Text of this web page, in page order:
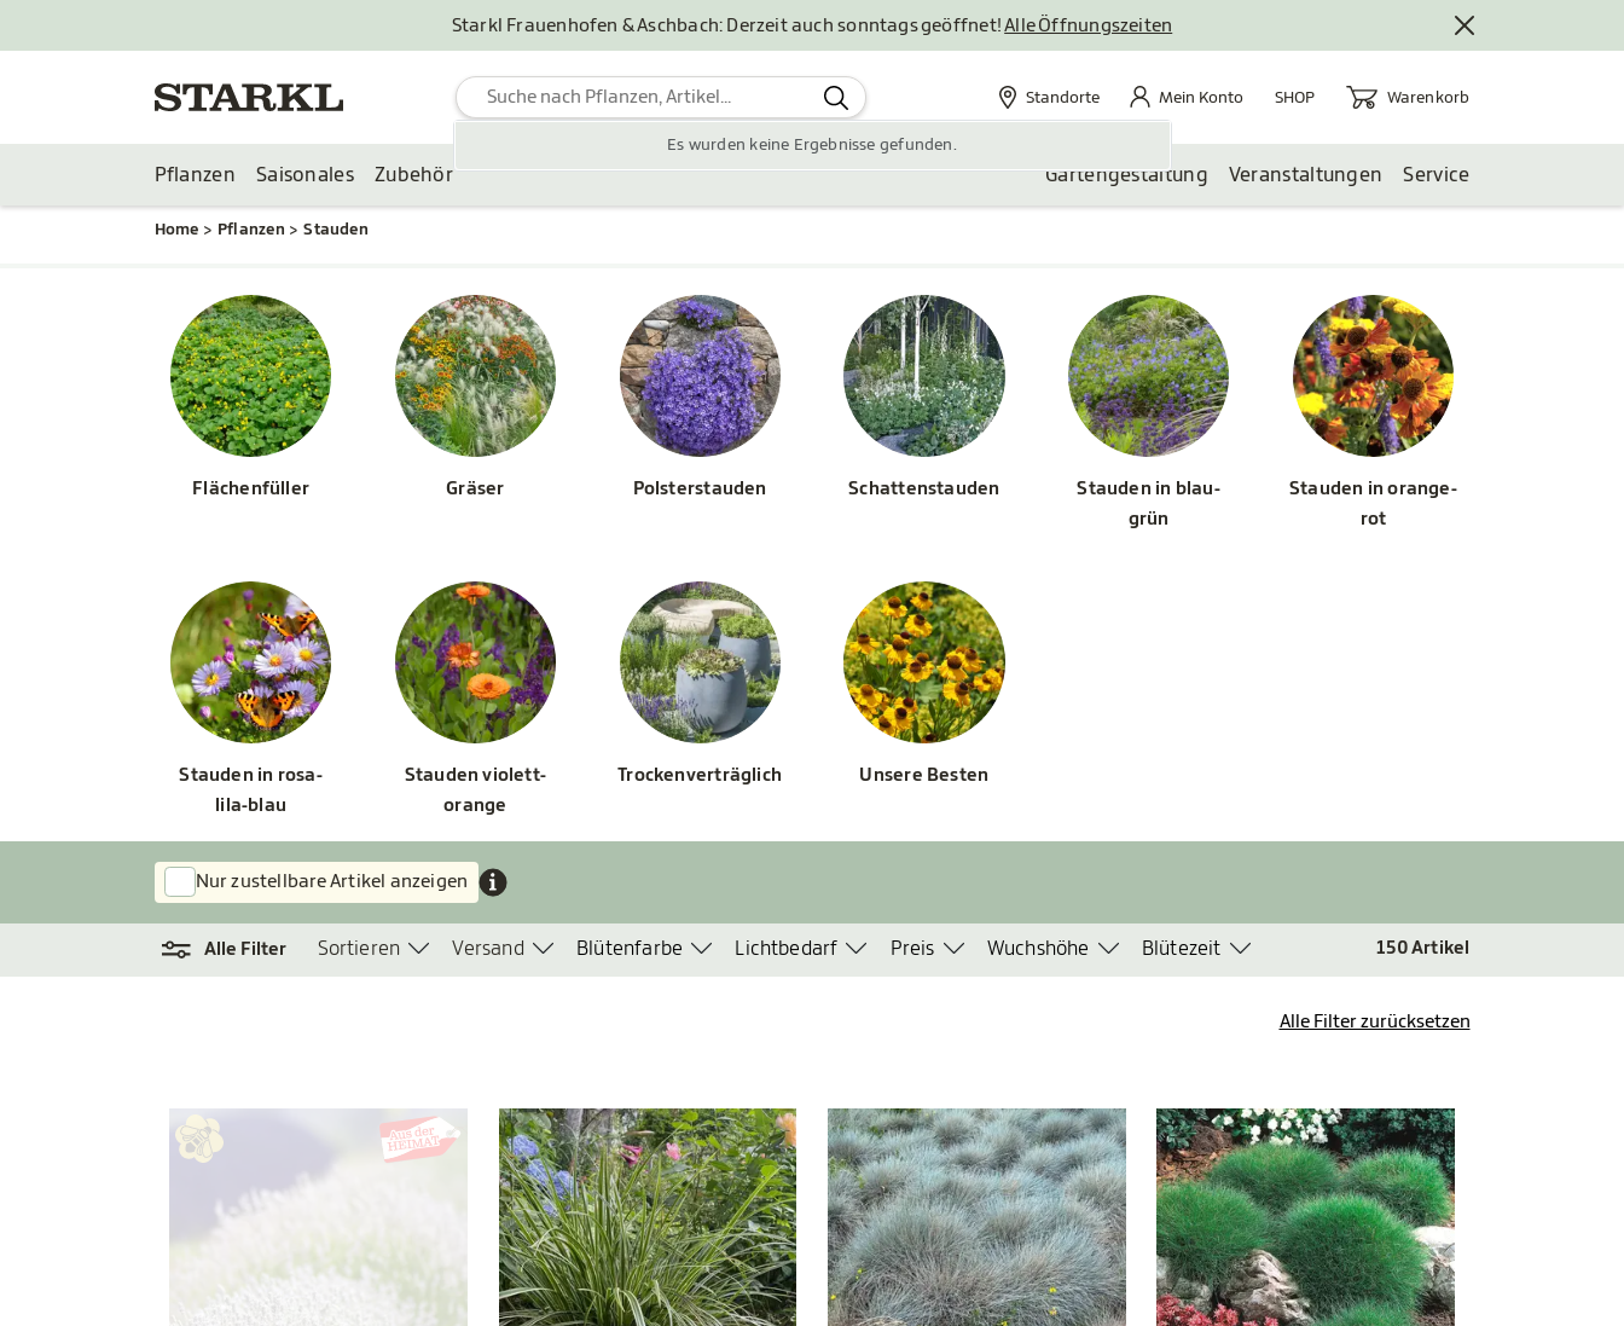
Starkl Frauenhofen & Aschbach: Derzeit auch sonntags geöffnet!Alle Öffnungszeiten
Es wurden keine Ergebnisse gefunden.
Standorte
Standorte Mein Konto
Mein Konto SHOP Warenkorb
Warenkorb
Pflanzen Saisonales Zubehör Gartengestaltung Veranstaltungen Service
Home Pflanzen Stauden
Flächenfüller Gräser Polsterstauden Schattenstauden
Stauden in blau-
grün
Stauden in orange-
rot
Stauden in rosa-
lila-blau
Stauden violett-
orange
Trockenverträglich Unsere Besten
Nur zustellbare Artikel anzeigen
Alle Filter Sortieren Versand Blütenfarbe Lichtbedarf Preis Wuchshöhe Blütezeit 150Artikel
Alle Filter zurücksetzen